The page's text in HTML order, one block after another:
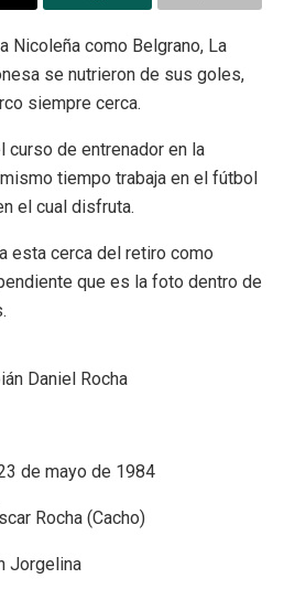
Nicoleña como Belgrano, La
se nutrieron de sus goles,
siempre cerca.
curso de entrenador en la
tiempo trabaja en el fútbol
el cual disfruta.
esta cerca del retiro como
que es la foto dentro de
Daniel Rocha
de mayo de 1984
Rocha (Cacho)
Jorgelina